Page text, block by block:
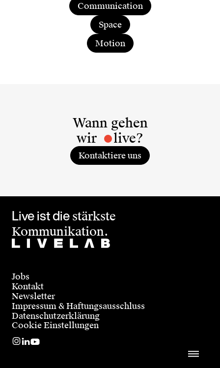
Communication
Space
Motion
Wann gehen
wir
live?
Kontaktiere uns
Live ist die stärkste
Kommunikation.
Jobs
Kontakt
Newsletter
Impressum & Haftungsausschluss
Datenschutzerklärung
Cookie Einstellungen